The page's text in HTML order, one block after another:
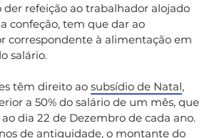
refeição ao trabalhador alojado
confeção, tem que dar ao
correspondente à alimentação em
salário.
têm direito ao subsídio de Natal,
a 50% do salário de um mês, que
dia 22 de Dezembro de cada ano.
de antiguidade, o montante do